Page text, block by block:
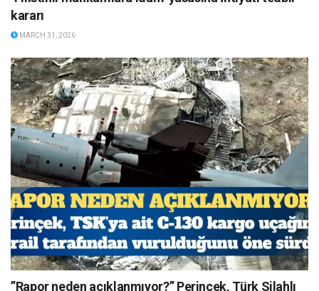
kararı
MARCH 31, 2026
”Rapor neden açıklanmıyor?” Perinçek, Türk Silahlı